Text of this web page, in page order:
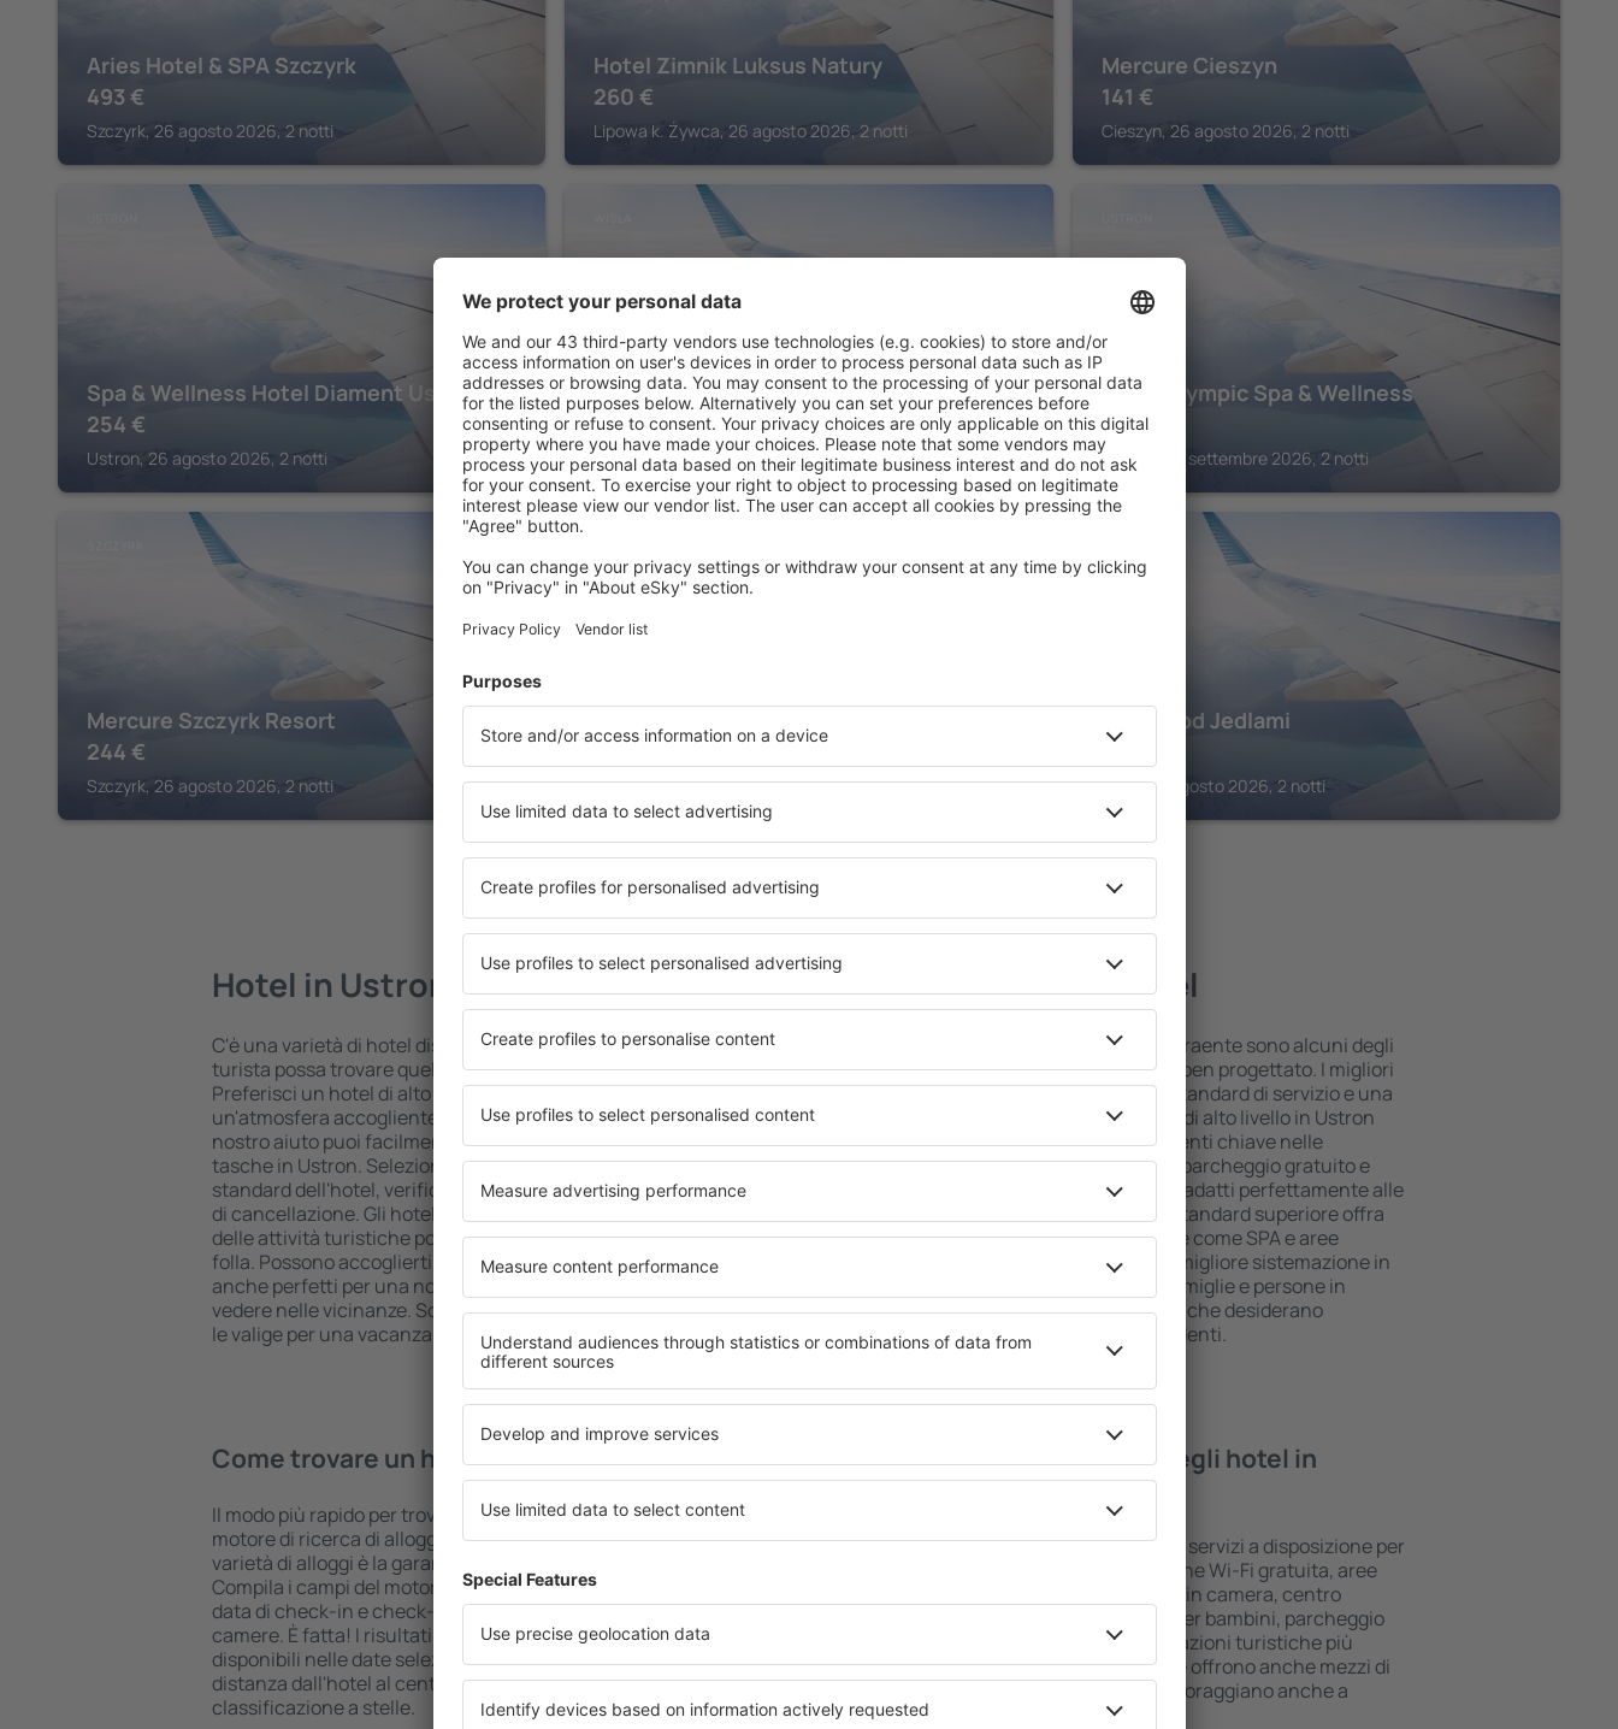
Aries Hotel & SPA Szczyrk
493 €
Szczyrk, 26 agosto 2026, 2 notti
Hotel Zimnik Luksus Natury
260 €
Lipowa k. Żywca, 26 agosto 2026, 2 notti
Mercure Cieszyn
141 €
Cieszyn, 26 agosto 2026, 2 notti
Spa & Wellness Hotel Diament Ustron
254 €
Ustron, 26 agosto 2026, 2 notti
Aries Hotel & SPA Wisla
315€
Wisla, 06 settembre 2026, 2 notti
Hotel Olympic Spa & Wellness
331€
Ustron, 06 settembre 2026, 2 notti
Mercure Szczyrk Resort
244 €
Szczyrk, 26 agosto 2026, 2 notti
147€
Wisla, 26 agosto 2026, 2 notti
Hotel Pod Jedlami
293
Wisla, 14 agosto 2026, 2 notti
Vedi più hotel in Ustron
Hotel in Ustron
C'è una varietà di hotel disponibili in Ustron, in modo che ogni
turista possa trovare quello più adatto alle sue esigenze.
Preferisci un hotel di alto livello all inclusive oppure un hotel con
un'atmosfera accogliente e una sistemazione economica? Con il
nostro aiuto puoi facilmente prenotare un alloggio per tutte le
tasche in Ustron. Seleziona la destinazione desiderata e lo
standard dell'hotel, verifica le modalità di pagamento e le opzioni
di cancellazione. Gli hotel in Ustron si trovano proprio nel cuore
delle attività turistiche popolari, ma anche un po' più lontani dalla
folla. Possono accoglierti per una vacanza più lunga, ma sono
anche perfetti per una notte di riposo quando c'è così tanto da
vedere nelle vicinanze. Scegli un hotel per te e inizia subito a fare
le valige per una vacanza o un viaggio d'affari!
Ustron – i migliori hotel
Una varietà di servizi e una posizione attraente sono alcuni degli
elementi chiave di un hotel all inclusive ben progettato. I migliori
hotel in Ustron garantiscono il più alto standard di servizio e una
gamma di servizi per gli ospiti. Gli alloggi di alto livello in Ustron
offrono la migliore posizione e i divertimenti chiave nelle
vicinanze. Gli ospiti possono utilizzare il parcheggio gratuito e
scegliere una camera o una suite che si adatti perfettamente alle
loro esigenze. È probabile che l'hotel di standard superiore offra
un menù variegato, delle aree benessere come SPA e aree
fitness, nonché attività per bambini. La migliore sistemazione in
Ustron è la scelta perfetta per coppie, famiglie e persone in
viaggio d'affari, così come per le aziende che desiderano
organizzare workshop per i propri dipendenti.
Come trovare un hotel in Ustron?
Il modo più rapido per trovare un hotel in Ustron è utilizzare il
motore di ricerca di alloggi eSky. Un ampio database con una
varietà di alloggi è la garanzia di trovare quello che stai cercando.
Compila i campi del motore di ricerca: seleziona il luogo, scegli la
data di check-in e check-out, aggiungi il numero degli ospiti e le
camere. È fatta! I risultati della ricerca ti mostreranno gli alloggi
disponibili nelle date selezionate. Puoi facilmente controllare la
distanza dall'hotel al centro città, le modalità di pagamento e la
classificazione a stelle.
Quali servizi posso trovare negli hotel in
Ustron?
Gli hotel in Ustron hanno vari standard e servizi a disposizione per
gli ospiti. I più comuni sono la connessione Wi-Fi gratuita, aree
benessere con SPA, mini bar/cassaforte in camera, centro
commerciale, zona pranzo, area giochi per bambini, parcheggio
gratuito e opuscoli informativi sulle attrazioni turistiche più
interessanti della zona. Alcune strutture offrono anche mezzi di
trasporto da e per l'aeroporto. A volte incoraggiano anche a
visitare i luoghi di interesse in Ustron.